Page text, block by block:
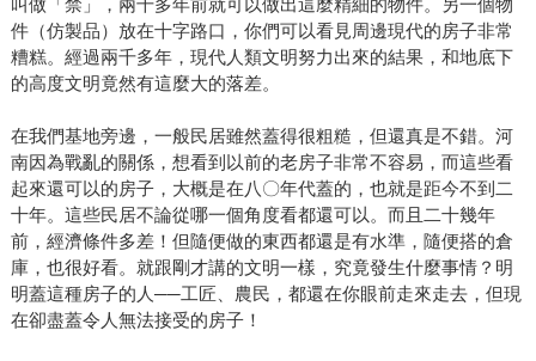
叫做「禁」，兩千多年前就可以做出這麼精細的物件。另一個物
件（仿製品）放在十字路口，你們可以看見周邊現代的房子非常
糟糕。經過兩千多年，現代人類文明努力出來的結果，和地底下
的高度文明竟然有這麼大的落差。
在我們基地旁邊，一般民居雖然蓋得很粗糙，但還真是不錯。河
南因為戰亂的關係，想看到以前的老房子非常不容易，而這些看
起來還可以的房子，大概是在八〇年代蓋的，也就是距今不到二
十年。這些民居不論從哪一個角度看都還可以。而且二十幾年
前，經濟條件多差！但隨便做的東西都還是有水準，隨便搭的倉
庫，也很好看。就跟剛才講的文明一樣，究竟發生什麼事情？明
明蓋這種房子的人──工匠、農民，都還在你眼前走來走去，但現
在卻盡蓋令人無法接受的房子！